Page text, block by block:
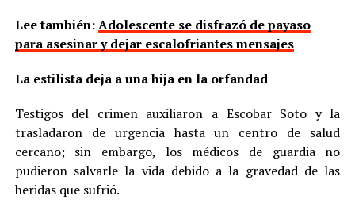
Lee también:Adolescente se disfrazó de payaso
para asesinar y dejar escalofriantes mensajes
La estilista deja a una hija en la orfandad
Testigos del crimen auxiliaron a Escobar Soto y la
trasladaron de urgencia hasta un centro de salud
cercano; sin embargo, los médicos de guardia no
pudieron salvarle la vida debido a la gravedad de las
heridas que sufrió.